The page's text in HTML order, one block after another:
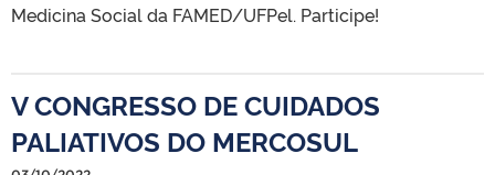
Medicina Social da FAMED/UFPel. Participe!
V CONGRESSO DE CUIDADOS
PALIATIVOS DO MERCOSUL